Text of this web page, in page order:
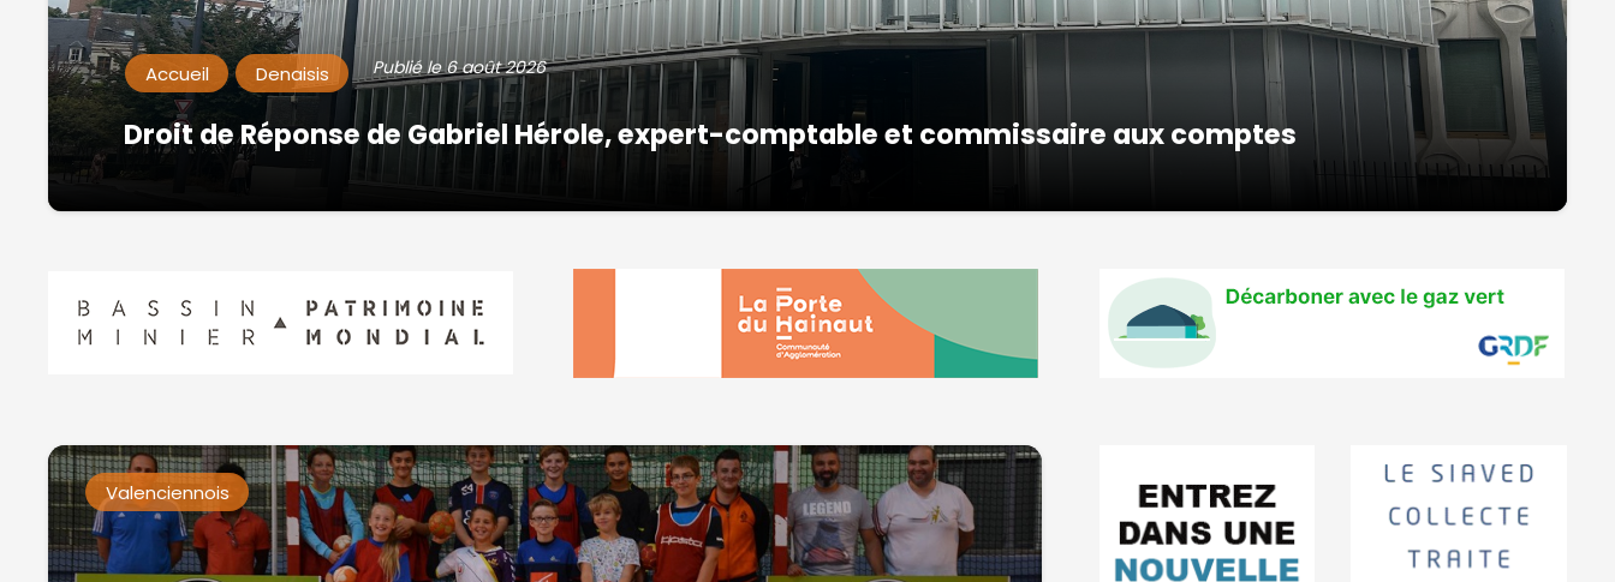
Accueil Denaisis Publié le6 août 2026
Droit de Réponse de Gabriel Hérole, expert-comptable et commissaire aux comptes
Valenciennois